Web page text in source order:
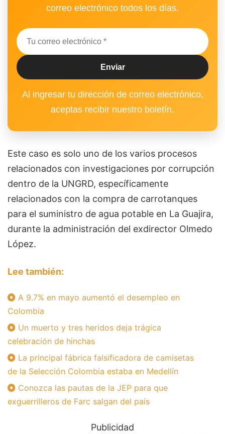
correo electrónico todos los días.
Al ingresar tu dirección de correo electrónico,
aceptas recibir nuestro boletín.
Este caso es solo uno de los varios procesos
relacionados con investigaciones por corrupción
dentro de la UNGRD, específicamente
relacionados con la compra de carrotanques
para el suministro de agua potable en La Guajira,
durante la administración del exdirector Olmedo
López.
Lee también:
A 9.7% en mayo aumentó el desempleo en
Colombia
Un muerto y tres heridos deja trágica
celebración de hinchas
La principal fábrica falsificadora de camisetas
de la Selección Colombia estaba en Medellín
Conozca las pautas de la JEP para que
exguerrilleros de Farc salgan del país
Publicidad